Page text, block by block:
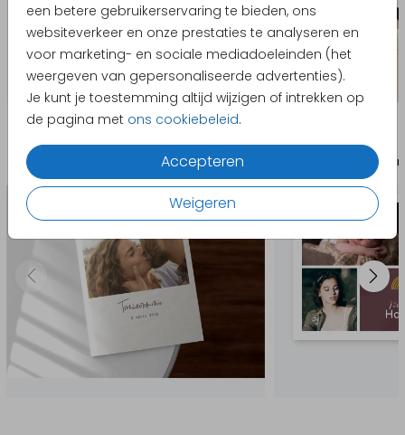
een betere gebruikerservaring te bieden, ons
websiteverkeer en onze prestaties te analyseren en
voor marketing- en sociale mediadoeleinden (het
weergeven van gepersonaliseerde advertenties).
Je kunt je toestemming altijd wijzigen of intrekken op
de pagina met ons cookiebeleid.
Accepteren
Weigeren
Producten die hierop lijken
Liturgieboekje